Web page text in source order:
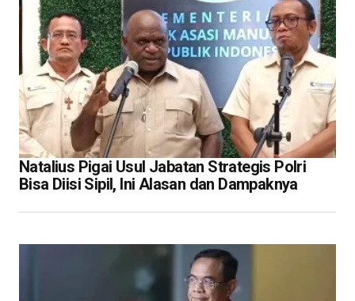
Natalius Pigai Usul Jabatan Strategis Polri
Bisa Diisi Sipil, Ini Alasan dan Dampaknya